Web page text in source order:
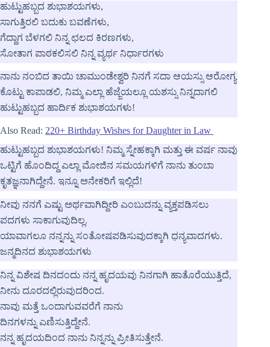
ಹುಟ್ಟುಹಬ್ಬದ ಶುಭಾಶಯಗಳು,
ಸಾಗುತ್ತಿರಲಿ ಬದುಕು ಬವಣೆಗಳು,
ಗೆದ್ದಾಗ ಬೆಳಗಲಿ ನಿನ್ನ ಛಲದ ಕಿರಣಗಳು,
ಸೋತಾಗ ಪಾಠಕಲಿಸಲಿ ನಿನ್ನ ವ್ಯರ್ಥ ನಿರ್ಧಾರಗಳು
ನಾನು ನಂಬಿದ ತಾಯಿ ಚಾಮುಂಡೇಶ್ವರಿ ನಿನಗೆ ಸದಾ ಆಯಸ್ಸು ಆರೋಗ್ಯ
ಕೊಟ್ಟು ಕಾಪಾಡಲಿ, ನಿಮ್ಮ ಎಲ್ಲಾ ಹೆಜ್ಜೆಯಲ್ಲೂ ಯಶಸ್ಸು ನಿನ್ನದಾಗಲಿ
ಹುಟ್ಟುಹಬ್ಬದ ಹಾರ್ದಿಕ ಶುಭಾಶಯಗಳು!
Also Read: 220+ Birthday Wishes for Daughter in Law
ಹುಟ್ಟುಹಬ್ಬದ ಶುಭಾಶಯಗಳು! ನಿಮ್ಮ ಸ್ನೇಹಕ್ಕಾಗಿ ಮತ್ತು ಈ ವರ್ಷ ನಾವು
ಒಟ್ಟಿಗೆ ಹೊಂದಿದ್ದ ಎಲ್ಲಾ ಮೋಜಿನ ಸಮಯಗಳಿಗೆ ನಾನು ತುಂಬಾ
ಕೃತಜ್ಞನಾಗಿದ್ದೇನೆ. ಇನ್ನೂ ಅನೇಕರಿಗೆ ಇಲ್ಲಿದೆ!
ನೀವು ನನಗೆ ಎಷ್ಟು ಅರ್ಥವಾಗಿದ್ದೀರಿ ಎಂಬುದನ್ನು ವ್ಯಕ್ತಪಡಿಸಲು
ಪದಗಳು ಸಾಕಾಗುವುದಿಲ್ಲ.
ಯಾವಾಗಲೂ ನನ್ನನ್ನು ಸಂತೋಷಪಡಿಸುವುದಕ್ಕಾಗಿ ಧನ್ಯವಾದಗಳು.
ಜನ್ಮದಿನದ ಶುಭಾಶಯಗಳು
ನಿನ್ನ ವಿಶೇಷ ದಿನದಂದು ನನ್ನ ಹೃದಯವು ನಿನಗಾಗಿ ಹಾತೊರೆಯುತ್ತಿದೆ,
ನೀನು ದೂರದಲ್ಲಿರುವುದರಿಂದ.
ನಾವು ಮತ್ತೆ ಒಂದಾಗುವವರೆಗೆ ನಾನು
ದಿನಗಳನ್ನು ಎಣಿಸುತ್ತಿದ್ದೇನೆ.
ನನ್ನ ಹೃದಯದಿಂದ ನಾನು ನಿನ್ನನ್ನು ಪ್ರೀತಿಸುತ್ತೇನೆ.